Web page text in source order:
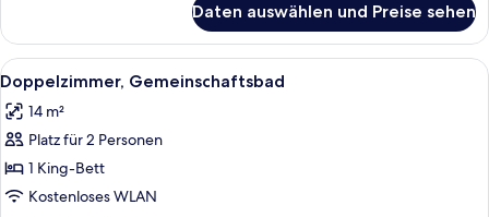
anzeigen
Schlafsaal,
Gemischter
Schlafsaal,
Gemeinschaftsbad
(6
single
Daten auswählen und Preise sehen
Alle
Fotos
für
Doppelzimmer,
Gemeinschaftsbad
anzeigen
Ein ordentlich bezogenes Bett mit
7
Doppelzimmer, Gemeinschaftsbad
14 m²
Platz für 2 Personen
1 King-Bett
Kostenloses WLAN